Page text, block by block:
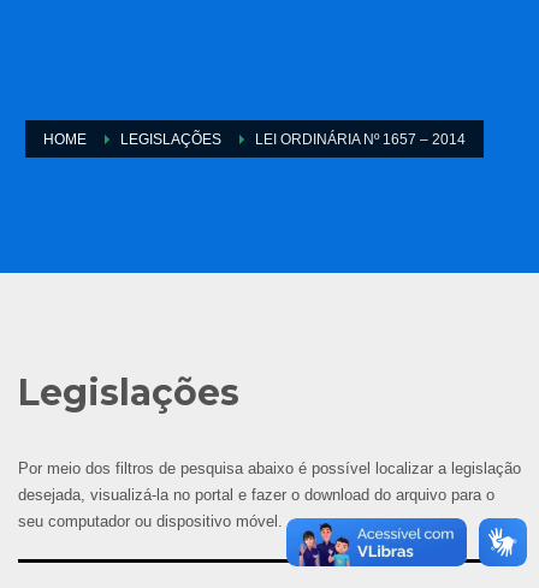
HOME LEGISLAÇÕES LEI ORDINÁRIA Nº 1657 – 2014
Legislações
Por meio dos filtros de pesquisa abaixo é possível localizar a legislação
desejada, visualizá-la no portal e fazer o download do arquivo para o
seu computador ou dispositivo móvel.